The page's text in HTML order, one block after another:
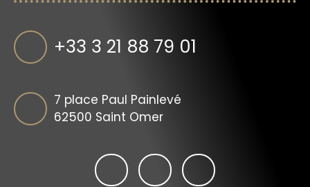
+33 3 21 88 79 01
7 place Paul Painlevé
62500 Saint Omer